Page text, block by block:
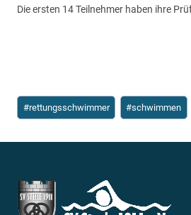
Die ersten 14 Teilnehmer haben ihre
Schlagworte:
#rettungsschwimmer #schwimmen